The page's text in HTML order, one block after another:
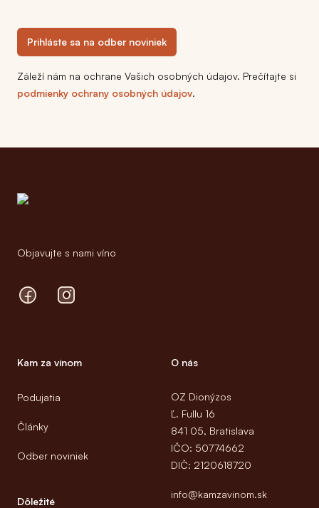
Prihláste sa na odber noviniek
Záleží nám na ochrane Vašich osobných údajov. Prečítajte si
podmienky ochrany osobných údajov.
Objavujte s nami víno
FacebookInstagram
Kam za vínom
Podujatia
Články
Odber noviniek
Dôležité
O nás
OZ Dionýzos
Ľ. Fullu 16
841 05, Bratislava
IČO: 50774662
DIČ: 2120618720
info@kamzavinom.sk